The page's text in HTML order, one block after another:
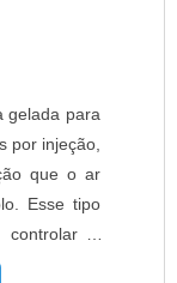
gelada para
por injeção,
que o ar
Esse tipo
a
torno do